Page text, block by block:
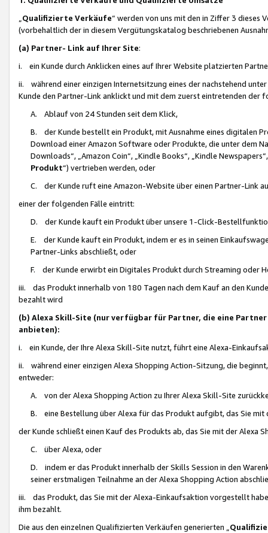
Qualifizierte Verkäufe“ werden von uns mit den in Ziffer 3
(vorbehaltlich der in diesem Vergütungskatalog beschriebenen
(a) Partner- Link auf Ihrer Site:
i. ein Kunde durch Anklicken eines auf Ihrer Website platzierten
ii. während einer einzigen Internetsitzung eines der nachstehend
Kunde den Partner-Link anklickt und mit dem zuerst eintretenden der
A. Ablauf von 24 Stunden seit dem Klick,
B. der Kunde bestellt ein Produkt, mit Ausnahme eines digitalen
Download einer Amazon Software oder Produkte, die unter dem
Downloads“, „Amazon Coin“, „Kindle Books“, „Kindle
Produkt“) vertrieben werden, oder
C. der Kunde ruft eine Amazon-Website über einen Partner-Link
einer der folgenden Fälle eintritt:
D. der Kunde kauft ein Produkt über unsere 1-Click-
E. der Kunde kauft ein Produkt, indem er es in seinen
Partner-Links abschließt, oder
F. der Kunde erwirbt ein Digitales Produkt durch Streaming oder
iii. das Produkt innerhalb von 180 Tagen nach dem Kauf an den
bezahlt wird
(b) Alexa Skill-Site (nur verfügbar für Partner, die eine
anbieten):
i. ein Kunde, der Ihre Alexa Skill-Site nutzt, führt eine Alexa-
ii. während einer einzigen Alexa Shopping Action-Sitzung, die
entweder:
A. von der Alexa Shopping Action zu Ihrer Alexa Skill-Site
B. eine Bestellung über Alexa für das Produkt aufgibt, das Sie mit
der Kunde schließt einen Kauf des Produkts ab, das Sie mit der Alexa
C. über Alexa, oder
D. indem er das Produkt innerhalb der Skills Session in den
seiner erstmaligen Teilnahme an der Alexa Shopping Action
iii. das Produkt, das Sie mit der Alexa-Einkaufsaktion vorgestellt
ihm bezahlt.
Die aus den einzelnen Qualifizierten Verkäufen generierten „